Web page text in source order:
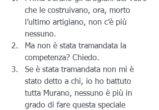
che le costruivano, ora, morto
l’ultimo artigiano, non c’è più
nessuno.
Ma non è stata tramandata la
competenza? Chiedo.
Se è stata tramandata non mi è
stato detto a chi, io ho battuto
tutta Murano, nessuno è più in
grado di fare questa speciale